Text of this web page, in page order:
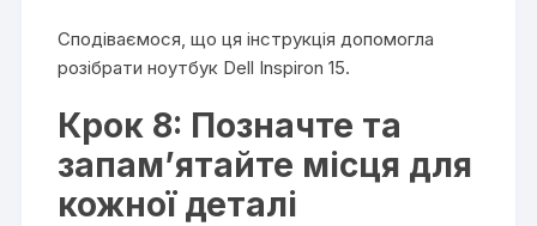
Сподіваємося, що ця інструкція допомогла
розібрати ноутбук Dell Inspiron 15.
Крок 8: Позначте та
запам’ятайте місця для
кожної деталі